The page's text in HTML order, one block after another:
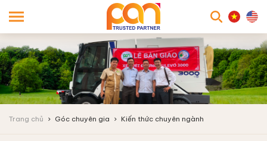
Trang chủ Góc chuyên gia Kiến thức chuyên ngành